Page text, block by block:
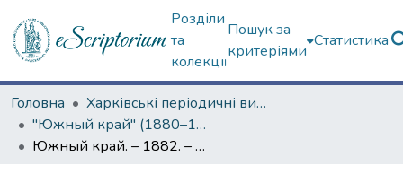
Розділи
та
колекції
Пошук за
критеріями
Статистика
Головна
Харківські періодичні видання
"Южный край" (1880–1919 гг.)
Южный край. – 1882. – 28 сентября (10 октября) (№ 605)